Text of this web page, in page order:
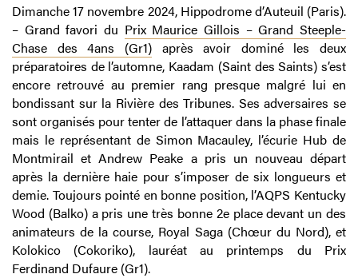
Dimanche 17 novembre 2024, Hippodrome d’Auteuil (Paris).
– Grand favori du Prix Maurice Gillois – Grand Steeple-
Chase des 4ans (Gr1)après avoir dominé les deux
préparatoires de l’automne, Kaadam (Saint des Saints) s’est
encore retrouvé au premier rang presque malgré lui en
bondissant sur la Rivière des Tribunes. Ses adversaires se
sont organisés pour tenter de l’attaquer dans la phase finale
mais le représentant de Simon Macauley, l’écurie Hub de
Montmirail et Andrew Peake a pris un nouveau départ
après la dernière haie pour s’imposer de six longueurs et
demie. Toujours pointé en bonne position, l’AQPS Kentucky
Wood (Balko) a pris une très bonne 2e place devant un des
animateurs de la course, Royal Saga (Chœur du Nord), et
Kolokico (Cokoriko), lauréat au printemps du Prix
Ferdinand Dufaure (Gr1).